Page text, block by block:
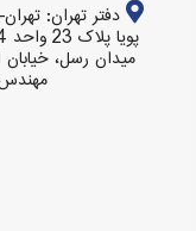
دفتر تهران: